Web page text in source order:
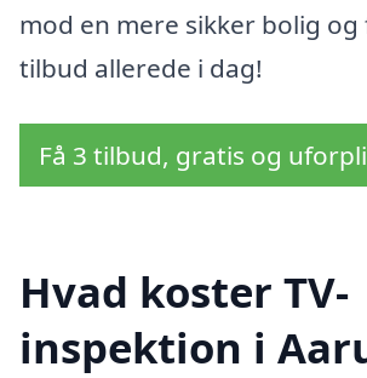
mod en mere sikker bolig
tilbud allerede i dag!
Få 3 tilbud, gratis og
Hvad koster TV-
inspektion i